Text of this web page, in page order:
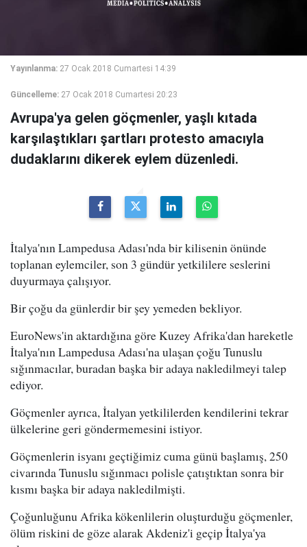
Yayınlanma: 27 Ocak 2018 Cumartesi 14:39
Güncelleme: 27 Ocak 2018 Cumartesi 20:23
Avrupa'ya gelen göçmenler, yaşlı kıtada
karşılaştıkları şartları protesto amacıyla
dudaklarını dikerek eylem düzenledi.
İtalya'nın Lampedusa Adası'nda bir kilisenin önünde
toplanan eylemciler, son 3 gündür yetkililere seslerini
duyurmaya çalışıyor.
Bir çoğu da günlerdir bir şey yemeden bekliyor.
EuroNews'in aktardığına göre Kuzey Afrika'dan hareketle
İtalya'nın Lampedusa Adası'na ulaşan çoğu Tunuslu
sığınmacılar, buradan başka bir adaya nakledilmeyi talep
ediyor.
Göçmenler ayrıca, İtalyan yetkililerden kendilerini tekrar
ülkelerine geri göndermemesini istiyor.
Göçmenlerin isyanı geçtiğimiz cuma günü başlamış, 250
civarında Tunuslu sığınmacı polisle çatıştıktan sonra bir
kısmı başka bir adaya nakledilmişti.
Çoğunluğunu Afrika kökenlilerin oluşturduğu göçmenler,
ölüm riskini de göze alarak Akdeniz'i geçip İtalya'ya